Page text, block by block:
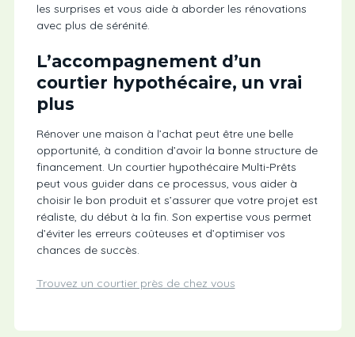
les surprises et vous aide à aborder les rénovations
avec plus de sérénité.
L’accompagnement d’un
courtier hypothécaire, un vrai
plus
Rénover une maison à l’achat peut être une belle
opportunité, à condition d’avoir la bonne structure de
financement. Un courtier hypothécaire Multi-Prêts
peut vous guider dans ce processus, vous aider à
choisir le bon produit et s’assurer que votre projet est
réaliste, du début à la fin. Son expertise vous permet
d’éviter les erreurs coûteuses et d’optimiser vos
chances de succès.
Trouvez un courtier près de chez vous